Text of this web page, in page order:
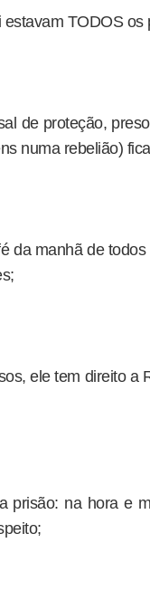
TODOS os
de proteção,
numa rebelião)
da manhã de
ele tem direito a
prisão: na hora e